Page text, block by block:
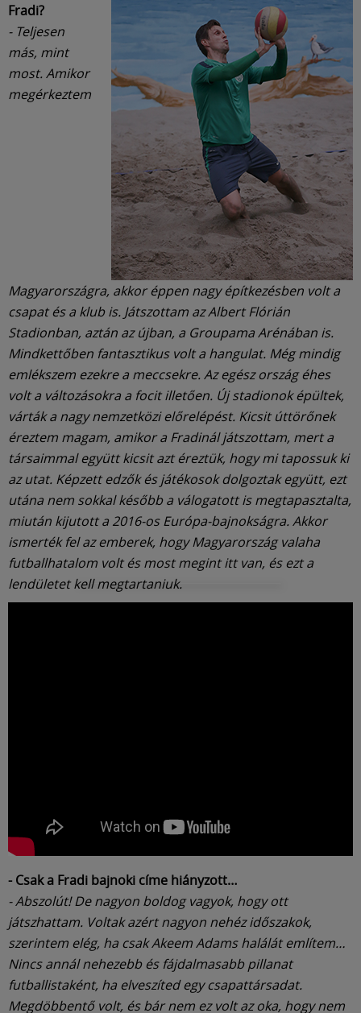
Fradi?
- Teljesen
más, mint
most. Amikor
megérkeztem
Magyarországra, akkor éppen nagy építkezésben volt a
csapat és a klub is. Játszottam az Albert Flórián
Stadionban, aztán az újban, a Groupama Arénában is.
Mindkettőben fantasztikus volt a hangulat. Még mindig
emlékszem ezekre a meccsekre. Az egész ország éhes
volt a változásokra a focit illetően. Új stadionok épültek,
várták a nagy nemzetközi előrelépést. Kicsit úttörőnek
éreztem magam, amikor a Fradinál játszottam, mert a
társaimmal együtt kicsit azt éreztük, hogy mi tapossuk ki
az utat. Képzett edzők és játékosok dolgoztak együtt, ezt
utána nem sokkal később a válogatott is megtapasztalta,
miután kijutott a 2016-os Európa-bajnokságra. Akkor
ismerték fel az emberek, hogy Magyarország valaha
futballhatalom volt és most megint itt van, és ezt a
lendületet kell megtartaniuk.
- Csak a Fradi bajnoki címe hiányzott…
- Abszolút! De nagyon boldog vagyok, hogy ott
játszhattam. Voltak azért nagyon nehéz időszakok,
szerintem elég, ha csak Akeem Adams halálát említem…
Nincs annál nehezebb és fájdalmasabb pillanat
futballistaként, ha elveszíted egy csapattársadat.
Megdöbbentő volt, és bár nem ez volt az oka, hogy nem